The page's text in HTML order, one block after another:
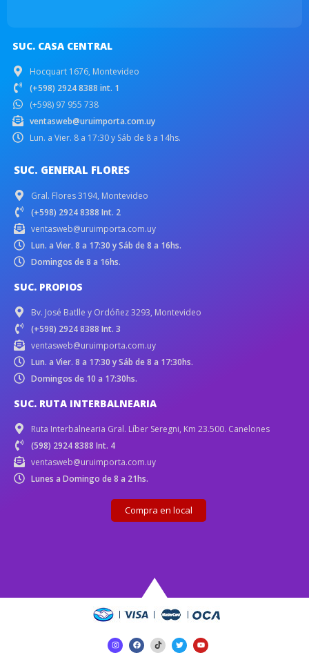
SUC. CASA CENTRAL
Hocquart 1676, Montevideo
(+598) 2924 8388 int. 1
(+598) 97 955 738
ventasweb@uruimporta.com.uy
Lun. a Vier. 8 a 17:30 y Sáb de 8 a 14hs.
SUC. GENERAL FLORES
Gral. Flores 3194, Montevideo
(+598) 2924 8388 Int. 2
ventasweb@uruimporta.com.uy
Lun. a Vier. 8 a 17:30 y Sáb de 8 a 16hs.
Domingos de 8 a 16hs.
SUC. PROPIOS
Bv. José Batlle y Ordóñez 3293, Montevideo
(+598) 2924 8388 Int. 3
ventasweb@uruimporta.com.uy
Lun. a Vier. 8 a 17:30 y Sáb de 8 a 17:30hs.
Domingos de 10 a 17:30hs.
SUC. RUTA INTERBALNEARIA
Ruta Interbalnearia Gral. Líber Seregni, Km 23.500. Canelones
(598) 2924 8388 Int. 4
ventasweb@uruimporta.com.uy
Lunes a Domingo de 8 a 21hs.
Compra en local